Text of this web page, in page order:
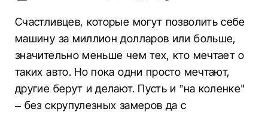
Счастливцев, которые могут позволить себе
машину за миллион долларов или больше,
значительно меньше чем тех, кто мечтает о
таких авто. Но пока одни просто мечтают,
другие берут и делают. Пусть и ”на коленке"
– без скрупулезных замеров да с